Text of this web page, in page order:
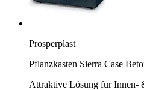
Prosperplast
Pflanzkasten Sierra Case
Attraktive Lösung für Innen-